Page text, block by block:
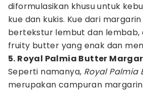
diformulasikan khusu untuk
kue dan kukis. Kue dari
bertekstur lembut dan lembab,
fruity butter yang enak dan
5. Royal Palmia Butter
Seperti namanya, Royal Palmia
merupakan campuran